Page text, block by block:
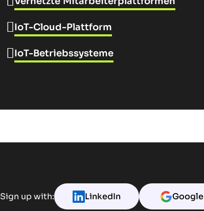
IoT-Cloud-Plattform
IoT-Betriebssysteme
Sign up with: LinkedIn Google